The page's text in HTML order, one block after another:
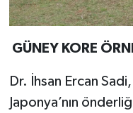
GÜNEY KORE
Dr. İhsan Ercan
Japonya’nın